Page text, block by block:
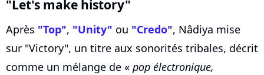
"Let's make history"
Après "Top", "Unity" ou "Credo", Nâdiya mise
sur "Victory", un titre aux sonorités tribales, décrit
comme un mélange de « pop électronique,